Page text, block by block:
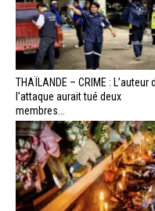
THAÏLANDE – CRIME : L’auteur
l’attaque aurait tué deux
membres...